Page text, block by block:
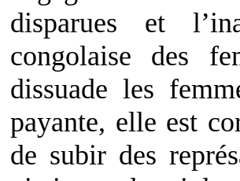
disparues et
congolaise des
dissuade les
payante, elle est
de subir des